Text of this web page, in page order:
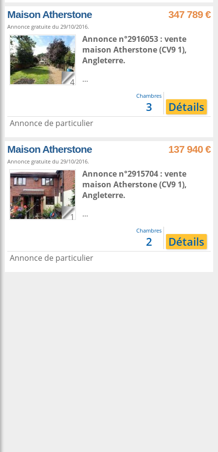
Maison Atherstone 347 789 €
Annonce gratuite du 29/10/2016.
4
Annonce n°2916053 : vente
maison Atherstone(CV9 1),
Angleterre.
...
Chambres
3 Détails
Annonce de particulier
Maison Atherstone 137 940 €
Annonce gratuite du 29/10/2016.
1
Annonce n°2915704 : vente
maison Atherstone(CV9 1),
Angleterre.
...
Chambres
2 Détails
Annonce de particulier